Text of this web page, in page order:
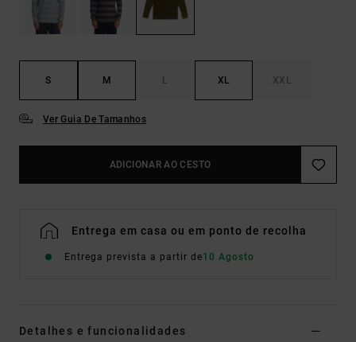
S M L XL XXL
Ver Guia De Tamanhos
ADICIONAR AO CESTO
Entrega em casa ou em ponto de recolha
Entrega prevista a partir de10 Agosto
Detalhes e funcionalidades